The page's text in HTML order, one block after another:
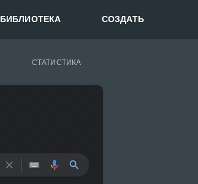
БИБЛИОТЕКА СОЗДАТЬ
СТАТИСТИКА